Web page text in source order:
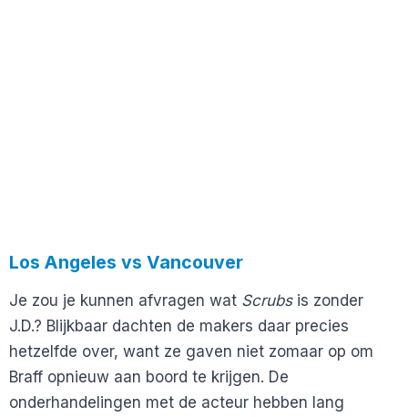
Los Angeles vs Vancouver
Je zou je kunnen afvragen wat Scrubsis zonder
J.D.? Blijkbaar dachten de makers daar precies
hetzelfde over, want ze gaven niet zomaar op om
Braff opnieuw aan boord te krijgen. De
onderhandelingen met de acteur hebben lang